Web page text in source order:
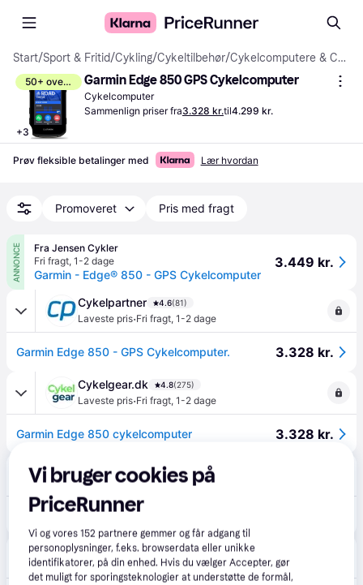
Start/Sport & Fritid/Cykling/Cykeltilbehør/ Cykelcomputere & Cykelsensorer
50+ overvåger
+3
Garmin Edge 850 GPS Cykelcomputer
Cykelcomputer
Sammenlign priser fra3.328 kr.til4.299 kr.
Prøv fleksible betalinger med Lær hvordan
Promoveret Pris med fragt
ANNONCE
Fra Jensen Cykler
Fri fragt, 1-2 dage
Garmin - Edge® 850 - GPS Cykelcomputer
3.449 kr.
Cykelpartner 4.6(81)
Laveste pris·Fri fragt, 1-2 dage
Garmin Edge 850 - GPS Cykelcomputer. 3.328 kr.
Cykelgear.dk 4.8(275)
Laveste pris·Fri fragt, 1-2 dage
Garmin Edge 850 cykelcomputer 3.328 kr.
Pulsure.dk 5.0(1)
Fri fragt ,1-2 dage
Garmin Edge 850 - Cykelcomputer
Jensen Cykler
Fri fragt,1-2 dage
Vi bruger cookies på
PriceRunner
Vi og vores152 partnere gemmer og får adgang til
personoplysninger, f.eks. browserdata eller unikke
identifikatorer, på din enhed. Hvis du vælger Accepter, gør
det muligt for sporingsteknologier at understøtte de formål,